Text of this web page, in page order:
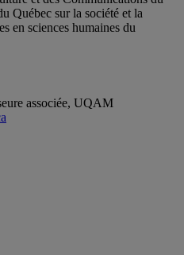
Québec sur la société et la
en sciences humaines du
associée, UQAM